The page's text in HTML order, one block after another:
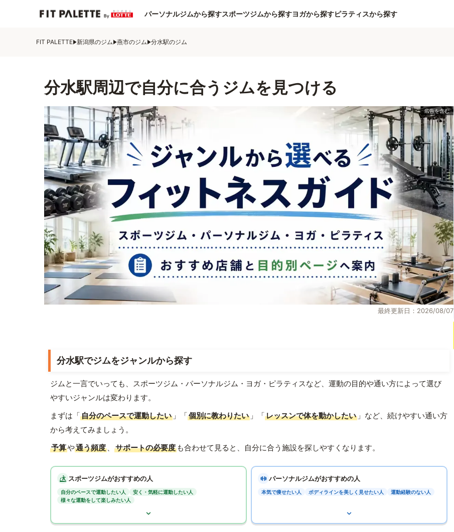
パーソナルジムから探すスポーツジムから探すヨガから探すピラティスから探す
FIT PALETTE 新潟県のジム 燕市のジム 分水駅のジム
分水駅周辺で自分に合うジムを見つける
最終更新日：2026/08/07
分水駅でジムをジャンルから探す
ジムと一言でいっても、スポーツジム・パーソナルジム・ヨガ・ピラティスなど、運動の目的や通い方によって選び
やすいジャンルは変わります。
まずは「自分のペースで運動したい 」「個別に教わりたい 」「レッスンで体を動かしたい 」など、続けやすい通い方
から考えてみましょう。
予算や通う頻度 、 サポートの必要度 も合わせて見ると、自分に合う施設を探しやすくなります。
スポーツジムがおすすめの人
自分のペースで運動したい人
安く・気軽に運動したい人
様々な運動をして楽しみたい人
パーソナルジムがおすすめの人
本気で痩せたい人 ボディラインを美しく見せたい人 運動経験のない人